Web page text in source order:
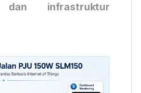
infrastruktur